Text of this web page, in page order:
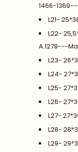
1466-
L21-
L22-
A.1278---
L23-
L24-
L25-
L26-
L27-
L28-
L29-